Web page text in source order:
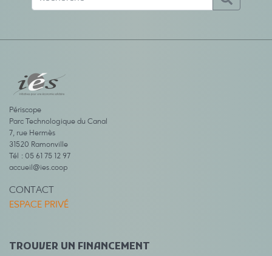
Périscope
Parc Technologique du Canal
7, rue Hermès
31520 Ramonville
Tél : 05 61 75 12 97
accueil@ies.coop
CONTACT
ESPACE PRIVÉ
TROUVER UN FINANCEMENT